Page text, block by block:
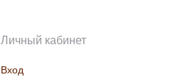
Личный кабинет
Вход